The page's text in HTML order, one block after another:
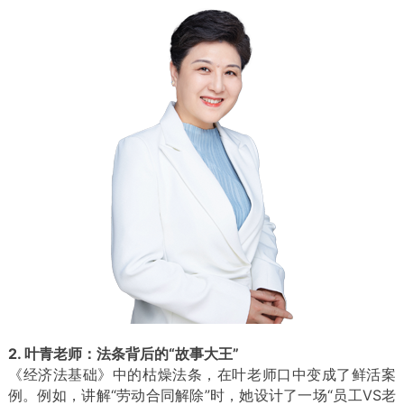
2. 叶青老师：法条背后的“故事大王”
《经济法基础》中的枯燥法条，在叶老师口中变成了鲜活案
例。例如，讲解“劳动合同解除”时，她设计了一场“员工VS老